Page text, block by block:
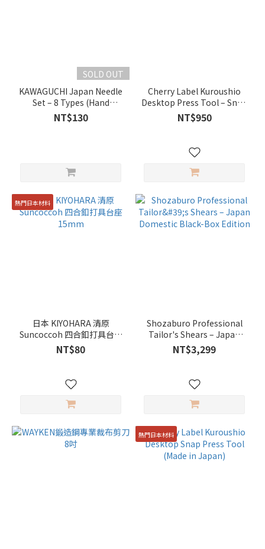
SOLD OUT
KAWAGUCHI Japan Needle
Set – 8 Types (Hand
Sewing, Patchwork,
Embroidery)
NT$130
Cherry Label Kuroushio
Desktop Press Tool – Snap
Removal Tool (Japan)
NT$950
熱門日本材料
日本 KIYOHARA 清原
Suncoccoh 四合釦打具台座
15mm
NT$80
Shozaburo Professional
Tailor's Shears – Japan
Domestic Black-Box
Edition
NT$3,299
熱門日本材料